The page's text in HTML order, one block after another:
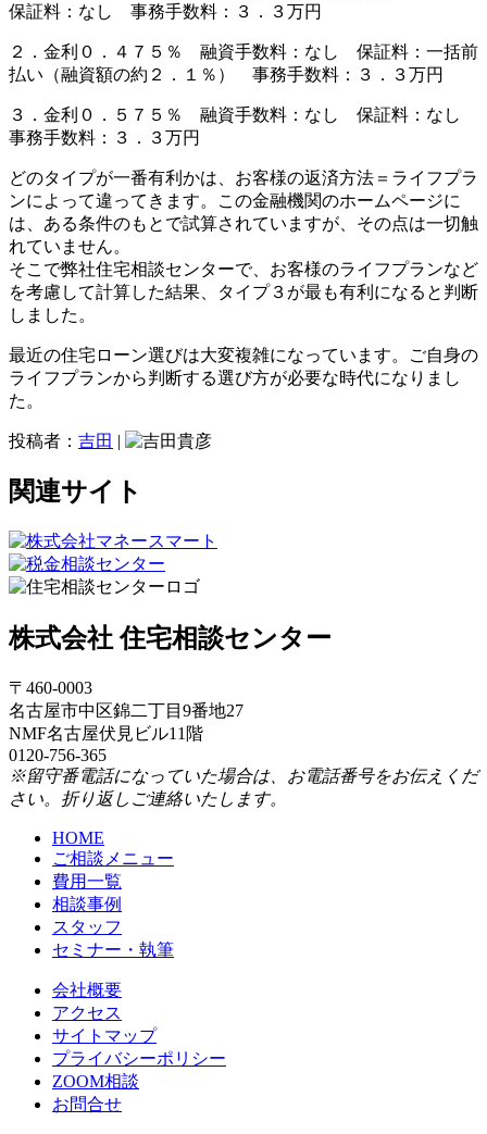
保証料：なし 事務手数料：３．３万円
２．金利０．４７５％ 融資手数料：なし 保証料：一括前
払い（融資額の約２．１％） 事務手数料：３．３万円
３．金利０．５７５％ 融資手数料：なし 保証料：なし
事務手数料：３．３万円
どのタイプが一番有利かは、お客様の返済方法＝ライフプラ
ンによって違ってきます。この金融機関のホームページに
は、ある条件のもとで試算されていますが、その点は一切触
れていません。
そこで弊社住宅相談センターで、お客様のライフプランなど
を考慮して計算した結果、タイプ３が最も有利になると判断
しました。
最近の住宅ローン選びは大変複雑になっています。ご自身の
ライフプランから判断する選び方が必要な時代になりまし
た。
投稿者： 吉田 |
関連サイト
株式会社 住宅相談センター
〒460-0003
名古屋市中区錦二丁目9番地27
NMF名古屋伏見ビル11階
0120-756-365
※留守番電話になっていた場合は、お電話番号をお伝えくだ
さい。折り返しご連絡いたします。
HOME
ご相談メニュー
費用一覧
相談事例
スタッフ
セミナー・執筆
会社概要
アクセス
サイトマップ
プライバシーポリシー
ZOOM相談
お問合せ